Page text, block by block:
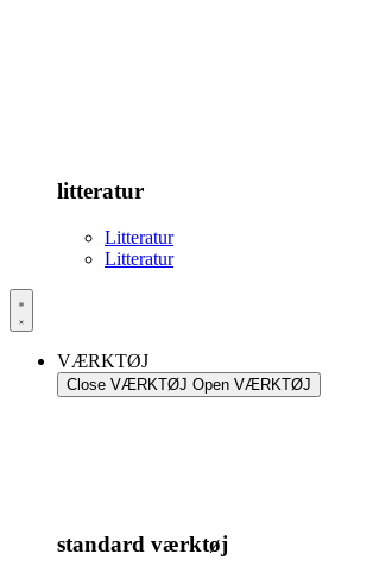
litteratur
Litteratur
Litteratur
VÆRKTØJ
Close VÆRKTØJ Open VÆRKTØJ
standard værktøj